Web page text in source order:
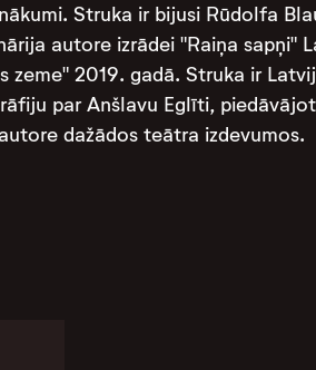
Struka ir bijusi Rūdolfa
autore izrādei "Raiņa
zeme" 2019. gadā. Struka ir
par Anšlavu Eglīti,
dažādos teātra izdevumos​​​​​​​​.